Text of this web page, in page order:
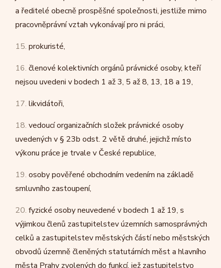
a ředitelé obecně prospěšné společnosti, jestliže mimo
pracovněprávní vztah vykonávají pro ni práci,
15. prokuristé,
16. členové kolektivních orgánů právnické osoby, kteří
nejsou uvedeni v bodech 1 až 3, 5 až 8, 13, 18 a 19,
17. likvidátoři,
18. vedoucí organizačních složek právnické osoby
uvedených v § 23b odst. 2 větě druhé, jejichž místo
výkonu práce je trvale v České republice,
19. osoby pověřené obchodním vedením na základě
smluvního zastoupení,
20. fyzické osoby neuvedené v bodech 1 až 19, s
výjimkou členů zastupitelstev územních samosprávných
celků a zastupitelstev městských částí nebo městských
obvodů územně členěných statutárních měst a hlavního
města Prahy zvolených do funkcí, jež zastupitelstvo